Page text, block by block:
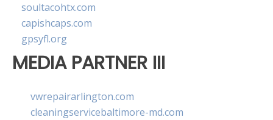
soultacohtx.com
capishcaps.com
gpsyfl.org
MEDIA PARTNER III
vwrepairarlington.com
cleaningservicebaltimore-md.com